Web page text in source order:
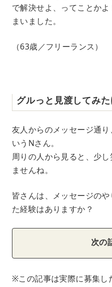
で解決せよ、ってことか
まいました。
（63歳／フリーランス）
グルっと見渡してみ
友人からのメッセージ通
いうNさん。
周りの人から見ると、少
ませんね。
皆さんは、メッセージの
た経験はありますか？
次の
※この記事は実際に募集し